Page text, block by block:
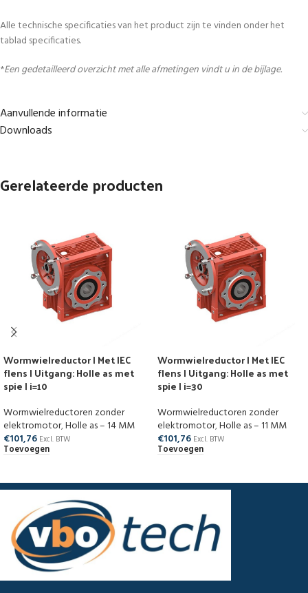
Alle technische specificaties van het product zijn te vinden onder het
tablad specificaties.
*Een gedetailleerd overzicht met alle afmetingen vindt u in de bijlage.
Aanvullende informatie
Downloads
Gerelateerde producten
Wormwielreductor | Met IEC
flens | Uitgang: Holle as met
spie | i=10
Wormwielreductoren zonder
elektromotor,Holle as – 14 MM
€101,76 Excl. BTW
Toevoegen
Wormwielreductor | Met IEC
flens | Uitgang: Holle as met
spie | i=30
Wormwielreductoren zonder
elektromotor,Holle as – 11 MM
€101,76 Excl. BTW
Toevoegen